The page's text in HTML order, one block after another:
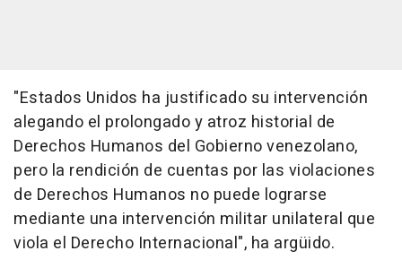
"Estados Unidos ha justificado su intervención
alegando el prolongado y atroz historial de
Derechos Humanos del Gobierno venezolano,
pero la rendición de cuentas por las violaciones
de Derechos Humanos no puede lograrse
mediante una intervención militar unilateral que
viola el Derecho Internacional", ha argüido.